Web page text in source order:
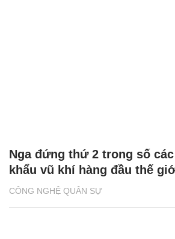
CÔNG NGHỆ QUÂN SỰ
Nga đứng thứ 2 trong số
khẩu vũ khí hàng đầu thế